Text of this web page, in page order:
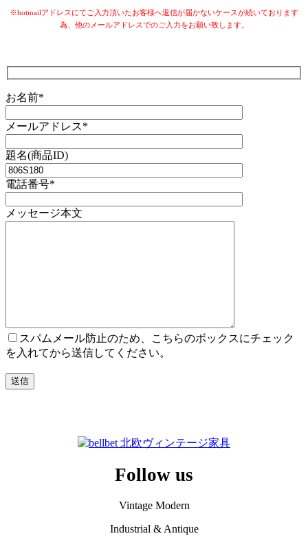
※hotmailアドレスにてご入力頂いたお客様へ返信が届かないケースが続いております
為、他のメールアドレスでのご入力をお願い致します。
お名前*
メールアドレス*
題名(商品ID)
電話番号*
メッセージ本文
スパムメール防止のため、こちらのボックスにチェック
を入れてから送信してください。
Follow us
Vintage Modern
Industrial & Antique